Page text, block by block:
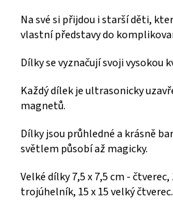
Na své si přijdou i starší děti,
vlastní představy do
Dílky se vyznačují svoji vysokou
Každý dílek je ultrasonicky
magnetů.
Dílky jsou průhledné a krásně
světlem působí až magicky.
Velké dílky 7,5 x 7,5 cm -
trojúhelník, 15 x 15 velký čtverec.